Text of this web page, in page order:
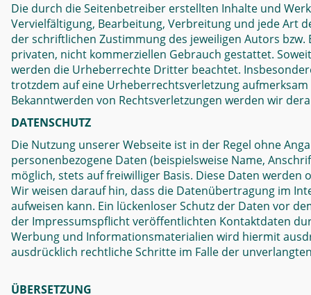
Die durch die Seitenbetreiber erstellten Inhalte und
Vervielfältigung, Bearbeitung, Verbreitung und jede Art
der schriftlichen Zustimmung des jeweiligen Autors
privaten, nicht kommerziellen Gebrauch gestattet.
werden die Urheberrechte Dritter beachtet.
trotzdem auf eine Urheberrechtsverletzung
Bekanntwerden von Rechtsverletzungen werden wir
DATENSCHUTZ
Die Nutzung unserer Webseite ist in der Regel ohne
personenbezogene Daten (beispielsweise Name,
möglich, stets auf freiwilliger Basis. Diese Daten
Wir weisen darauf hin, dass die Datenübertragung im
aufweisen kann. Ein lückenloser Schutz der Daten vor
der Impressumspflicht veröffentlichten Kontaktdaten
Werbung und Informationsmaterialien wird hiermit
ausdrücklich rechtliche Schritte im Falle der
ÜBERSETZUNG